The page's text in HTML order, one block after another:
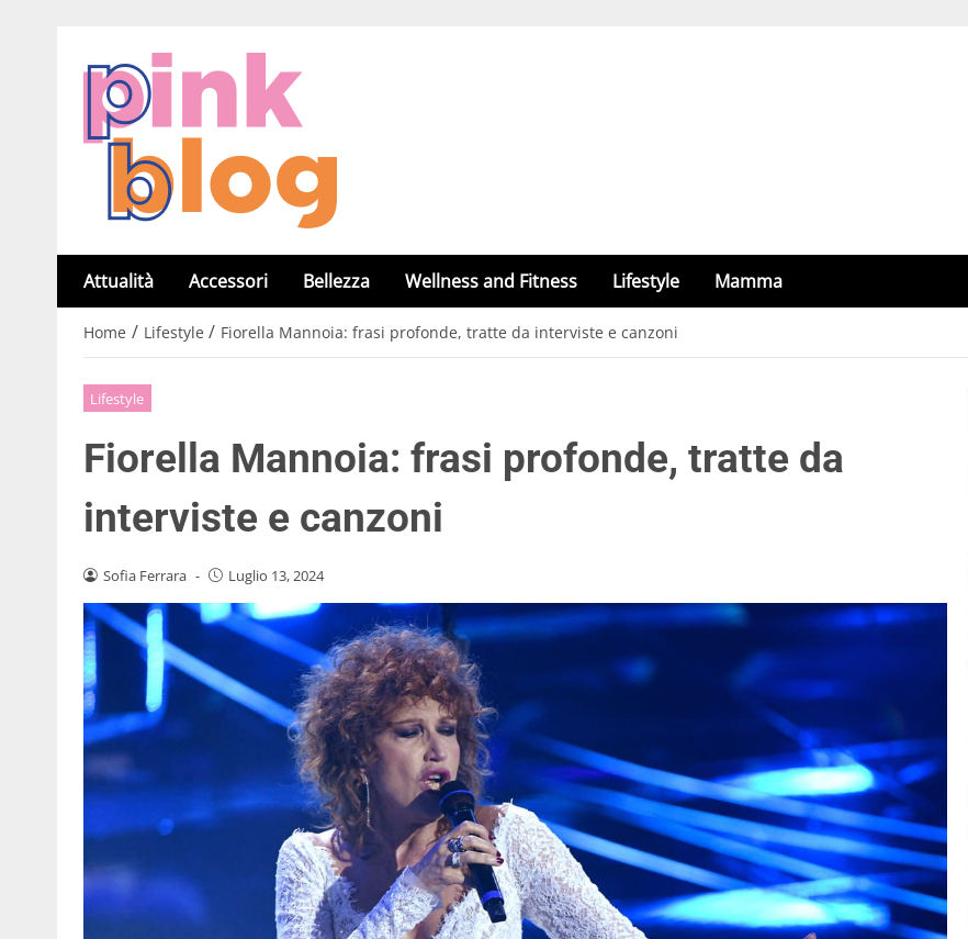
Attualità Accessori Bellezza Wellness and Fitness Lifestyle Mamma
Home / Lifestyle / Fiorella Mannoia: frasi profonde, tratte da interviste e canzoni
Lifestyle
Fiorella Mannoia: frasi profonde, tratte da
interviste e canzoni
Sofia Ferrara - Luglio 13, 2024